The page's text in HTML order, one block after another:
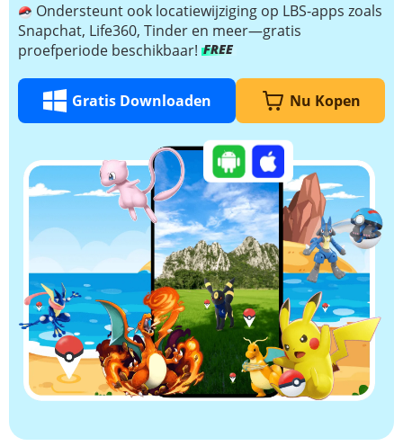
Ondersteunt ook locatiewijziging op LBS-apps zoals
Snapchat, Life360, Tinder en meer—gratis
proefperiode beschikbaar!
Gratis Downloaden Nu Kopen